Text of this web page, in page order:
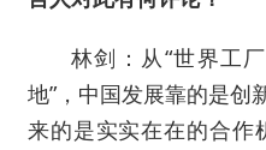
林剑：从“世界工
地”，中国发展靠的是创
来的是实实在在的合作